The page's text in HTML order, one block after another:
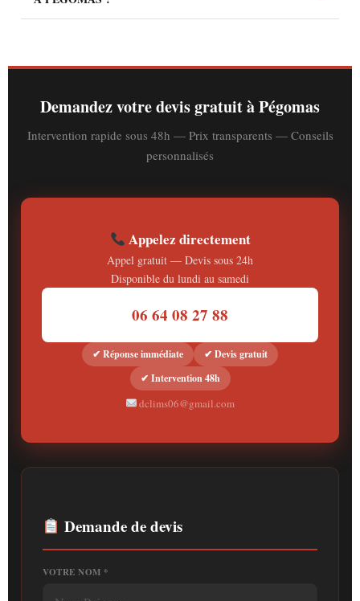
et l'accessibilité du logement.
au frais avant les pics de chaleur en vallée de la Siagne.
Demandez votre devis gratuit à Pégomas
Intervention rapide sous 48h — Prix transparents — Conseils
personnalisés
Appelez directement
Appel gratuit — Devis sous 24h
Disponible du lundi au samedi
06 64 08 27 88
✔ Réponse immédiate
✔ Devis gratuit
✔ Intervention 48h
dclims06@gmail.com
Demande de devis
VOTRE NOM *